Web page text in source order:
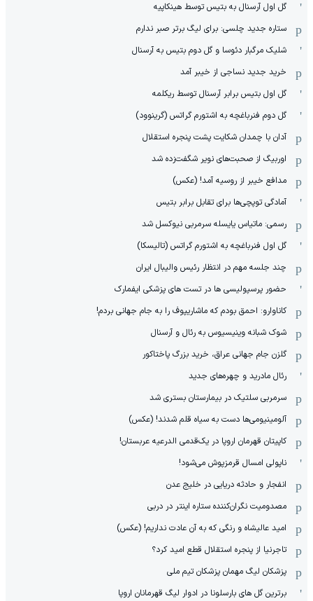
گل اول آرسنال به بتیس توسط هینکاپیه
ستاره جدید چلسی: برای لیگ برتر صبر ندارم
شلیک مرگبار دئوسا و گل دوم بتیس به آرسنال
خرید جدید نساجی از خیبر آمد
گل اول بتیس برابر آرسنال توسط ریکلمه
گل دوم فنرباغچه به اشتورم گراتس (گرینوود)
آدان با چمدان شکایت پشت پنجره استقلال
اوربیگ از صحبت‌های نویر شگفت‌زده شد
مدافع خیبر از روسیه آمد! (عکس)
آمادگی توپچی‌ها برای تقابل برابر بتیس
رسمی: ماتیاس یایسله سرمربی نیوکسل شد
گل اول فنرباغچه به اشتورم گراتس (تالیسکا)
چند جلسه مهم در انتظار رئیس والیبال ایران
حضور پرسپولیسی ها در تست های پزشکی ایفمارک
کاناوارو: احمق بودم که ماشاریپوف را به جام جهانی بردم!
شوک شبانه وینیسیوس به رئال و آرسنال
گلزن جام جهانی عراق، خرید بزرگ پاختاکور
رئال مادرید و چهره‌های جدید
سرمربی سلتیک در بیمارستان بستری شد
آلومینیومی‌ها دست به سیاه قلم شدند! (عکس)
کاپیتان قهرمان اروپا در یک‌قدمی الدرعیه عربستان!
ناپولی امسال قرمزپوش می‌شود!
انفجار و حادثه دریایی در خلیج عدن
مصدومیت نگران‌کننده ستاره اینتر در دربی
امید عالیشاه و رنگی که به آن عادت نداریم! (عکس)
تاجرنیا از پنجره استقلال قطع امید کرد؟
پزشکان لیگ مهمان پزشکان تیم ملی
برترین گل های بارسلونا در ادوار لیگ قهرمانان اروپا